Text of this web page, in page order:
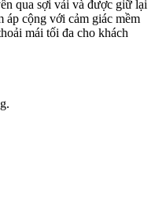
qua sợi vải và được giữ lại
áp cộng với cảm giác mềm
mái tối đa cho khách